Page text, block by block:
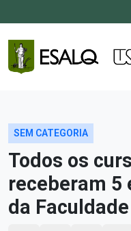
SEM CATEGORIA
Todos os
receberam 5
da Faculdade